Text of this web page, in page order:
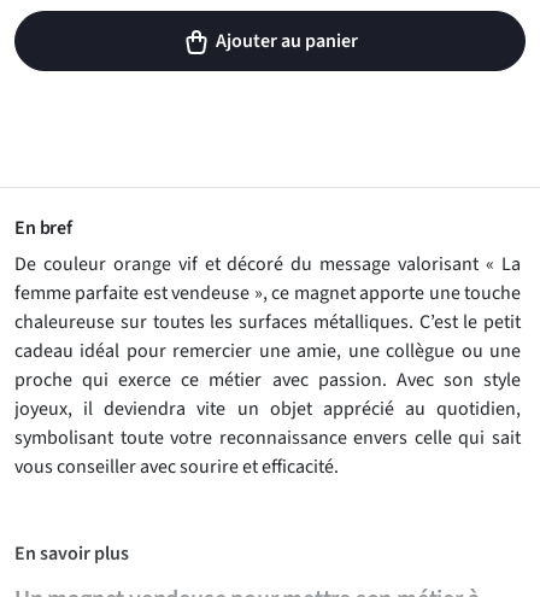
Ajouter au panier
En bref
De couleur orange vif et décoré du message valorisant « La
femme parfaite est vendeuse », ce magnet apporte une touche
chaleureuse sur toutes les surfaces métalliques. C’est le petit
cadeau idéal pour remercier une amie, une collègue ou une
proche qui exerce ce métier avec passion. Avec son style
joyeux, il deviendra vite un objet apprécié au quotidien,
symbolisant toute votre reconnaissance envers celle qui sait
vous conseiller avec sourire et efficacité.
En savoir plus